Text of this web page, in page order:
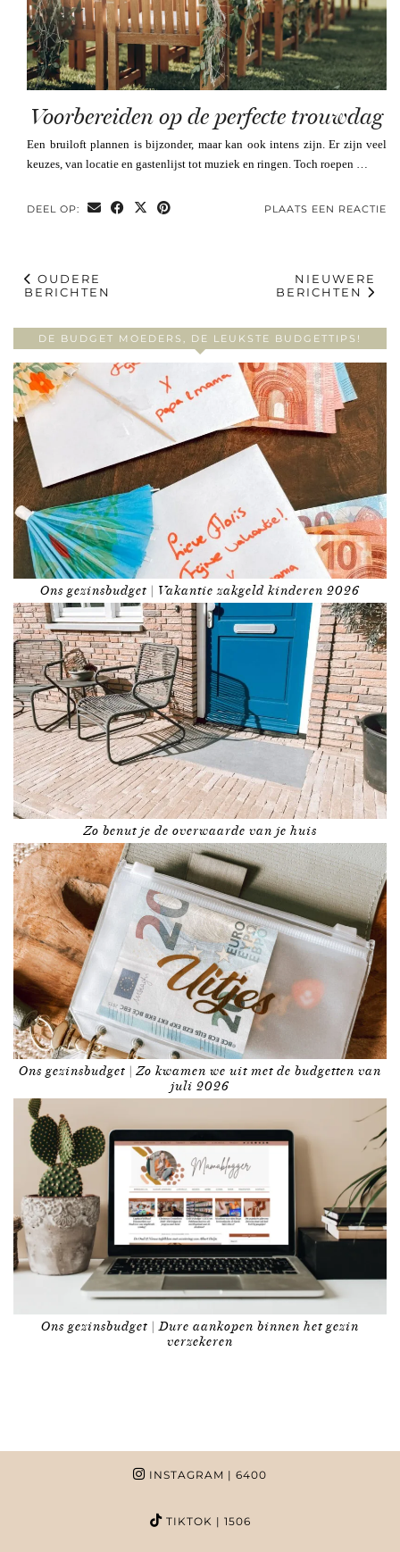
Voorbereiden op de perfecte trouwdag
Een bruiloft plannen is bijzonder, maar kan ook intens zijn. Er zijn veel
keuzes, van locatie en gastenlijst tot muziek en ringen. Toch roepen …
DEEL OP: PLAATS EEN REACTIE
OUDERE
BERICHTEN
NIEUWERE
BERICHTEN
DE BUDGET MOEDERS, DE LEUKSTE BUDGETTIPS!
Ons gezinsbudget | Vakantie zakgeld kinderen 2026
Zo benut je de overwaarde van je huis
Ons gezinsbudget | Zo kwamen we uit met de budgetten van
juli 2026
Ons gezinsbudget | Dure aankopen binnen het gezin
verzekeren
INSTAGRAM | 6400
TIKTOK | 1506